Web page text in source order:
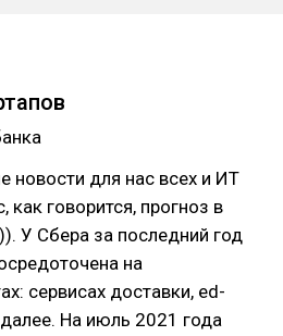
новости для нас всех и ИТ
как говорится, прогноз в
У Сбера за последний год
на
сервисах доставки, ed-
На июль 2021 года